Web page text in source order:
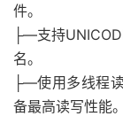
件。
├—支持
名。
├—使用多线程
备最高读写性能。